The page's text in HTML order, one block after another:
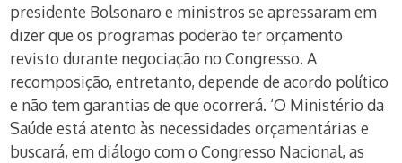
presidente Bolsonaro e ministros se apressaram em
dizer que os programas poderão ter orçamento
revisto durante negociação no Congresso. A
recomposição, entretanto, depende de acordo político
e não tem garantias de que ocorrerá. ‘O Ministério da
Saúde está atento às necessidades orçamentárias e
buscará, em diálogo com o Congresso Nacional, as